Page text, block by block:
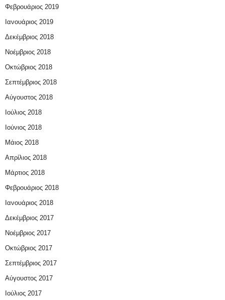
Φεβρουάριος 2019
Ιανουάριος 2019
Δεκέμβριος 2018
Νοέμβριος 2018
Οκτώβριος 2018
Σεπτέμβριος 2018
Αύγουστος 2018
Ιούλιος 2018
Ιούνιος 2018
Μάιος 2018
Απρίλιος 2018
Μάρτιος 2018
Φεβρουάριος 2018
Ιανουάριος 2018
Δεκέμβριος 2017
Νοέμβριος 2017
Οκτώβριος 2017
Σεπτέμβριος 2017
Αύγουστος 2017
Ιούλιος 2017